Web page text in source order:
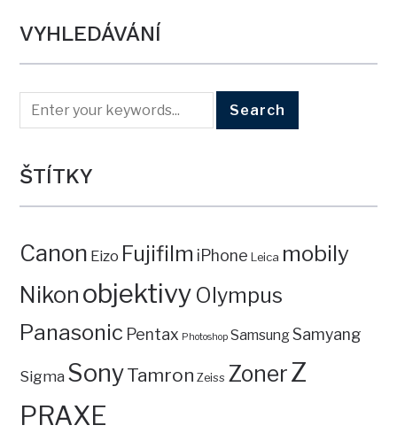
VYHLEDÁVÁNÍ
ŠTÍTKY
Canon Eizo Fujifilm iPhone Leica mobily
Nikon objektivy Olympus
Panasonic Pentax Photoshop SamsungSamyang
Sigma SonyTamron Zeiss ZonerZ
PRAXE